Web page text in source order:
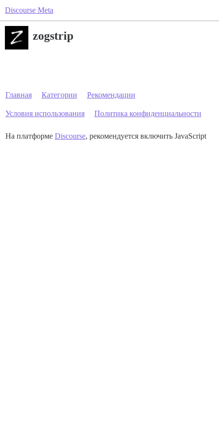
Discourse Meta
zogstrip
Главная Категории Рекомендации
Условия использования Политика конфиденциальности
На платформе Discourse, рекомендуется включить JavaScript